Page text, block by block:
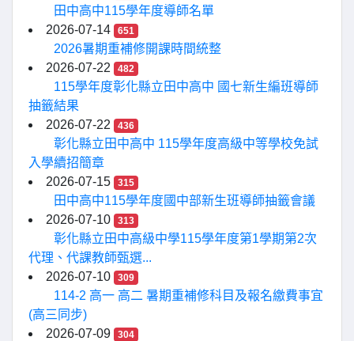
田中高中115學年度導師名單
2026-07-14
651
2026暑期重補修開課時間統整
2026-07-22
482
115學年度彰化縣立田中高中 國七新生編班導師
抽籤結果
2026-07-22
436
彰化縣立田中高中 115學年度高級中等學校免試
入學續招簡章
2026-07-15
315
田中高中115學年度國中部新生班導師抽籤會議
2026-07-10
313
彰化縣立田中高級中學115學年度第1學期第2次
代理、代課教師甄選...
2026-07-10
309
114-2 高一 高二 暑期重補修科目及報名繳費事宜
(高三同步)
2026-07-09
304